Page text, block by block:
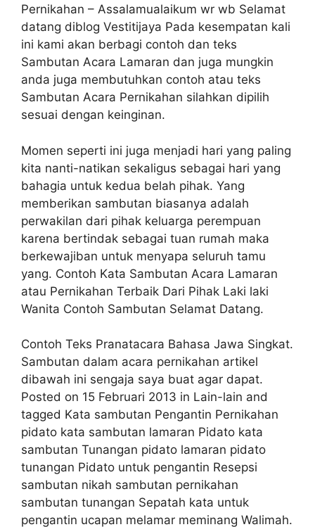
Pernikahan – Assalamualaikum wr wb Selamat
datang diblog Vestitijaya Pada kesempatan kali
ini kami akan berbagi contoh dan teks
Sambutan Acara Lamaran dan juga mungkin
anda juga membutuhkan contoh atau teks
Sambutan Acara Pernikahan silahkan dipilih
sesuai dengan keinginan.
Momen seperti ini juga menjadi hari yang paling
kita nanti-natikan sekaligus sebagai hari yang
bahagia untuk kedua belah pihak. Yang
memberikan sambutan biasanya adalah
perwakilan dari pihak keluarga perempuan
karena bertindak sebagai tuan rumah maka
berkewajiban untuk menyapa seluruh tamu
yang. Contoh Kata Sambutan Acara Lamaran
atau Pernikahan Terbaik Dari Pihak Laki laki
Wanita Contoh Sambutan Selamat Datang.
Contoh Teks Pranatacara Bahasa Jawa Singkat.
Sambutan dalam acara pernikahan artikel
dibawah ini sengaja saya buat agar dapat.
Posted on 15 Februari 2013 in Lain-lain and
tagged Kata sambutan Pengantin Pernikahan
pidato kata sambutan lamaran Pidato kata
sambutan Tunangan pidato lamaran pidato
tunangan Pidato untuk pengantin Resepsi
sambutan nikah sambutan pernikahan
sambutan tunangan Sepatah kata untuk
pengantin ucapan melamar meminang Walimah.